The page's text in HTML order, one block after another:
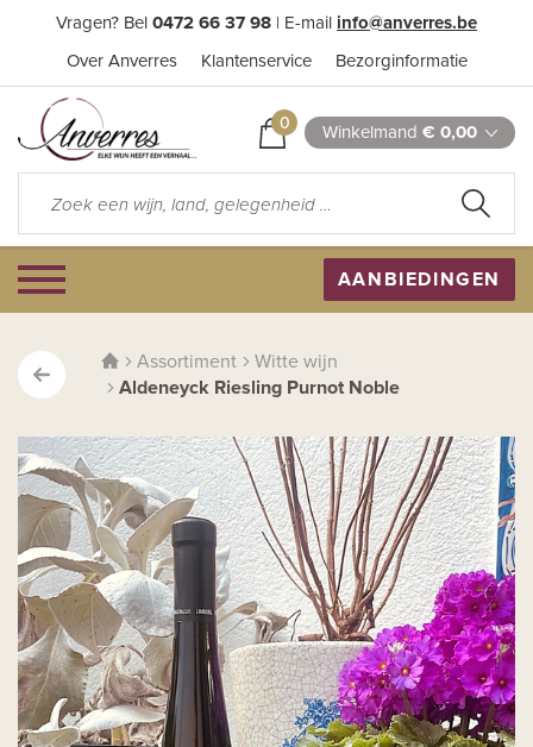
Vragen? Bel 0472 66 37 98 | E-mail info@anverres.be
Over Anverres Klantenservice Bezorginformatie
0 Winkelmand € 0,00
AANBIEDINGEN
Assortiment
Witte wijn
Aldeneyck Riesling Purnot Noble